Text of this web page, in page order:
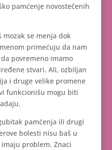
pamćenje novostečenih
mozak se menja dok
primećuju da nam
povremeno imamo
stvari. Ali, ozbiljan
i druge velike promene
funkcionišu mogu biti
pamćenja ili drugi
bolesti nisu baš u
problem. Znaci